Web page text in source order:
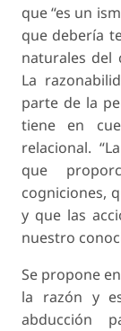
que “es un
que debería
naturales del
La
parte de la
tiene en
relacional.
que
cogniciones,
y que las
nuestro
Se propone
la razón y
abducción